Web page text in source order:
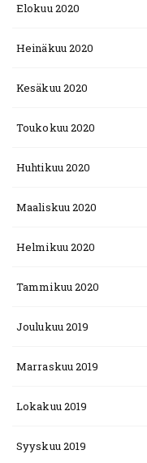
Elokuu 2020
Heinäkuu 2020
Kesäkuu 2020
Toukokuu 2020
Huhtikuu 2020
Maaliskuu 2020
Helmikuu 2020
Tammikuu 2020
Joulukuu 2019
Marraskuu 2019
Lokakuu 2019
Syyskuu 2019